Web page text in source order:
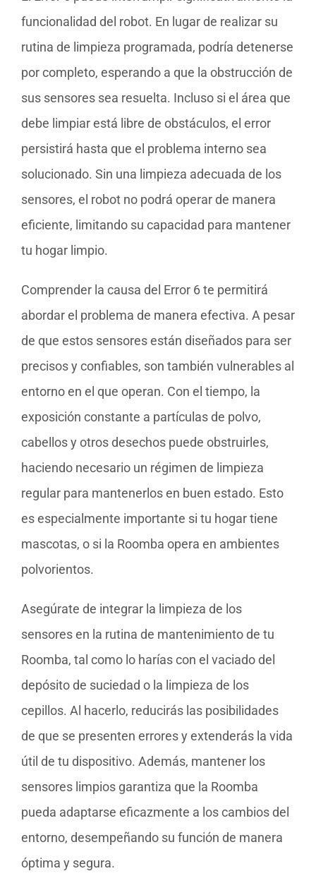
funcionalidad del robot. En lugar de realizar su
rutina de limpieza programada, podría detenerse
por completo, esperando a que la obstrucción de
sus sensores sea resuelta. Incluso si el área que
debe limpiar está libre de obstáculos, el error
persistirá hasta que el problema interno sea
solucionado. Sin una limpieza adecuada de los
sensores, el robot no podrá operar de manera
eficiente, limitando su capacidad para mantener
tu hogar limpio.
Comprender la causa del Error 6 te permitirá
abordar el problema de manera efectiva. A pesar
de que estos sensores están diseñados para ser
precisos y confiables, son también vulnerables al
entorno en el que operan. Con el tiempo, la
exposición constante a partículas de polvo,
cabellos y otros desechos puede obstruirles,
haciendo necesario un régimen de limpieza
regular para mantenerlos en buen estado. Esto
es especialmente importante si tu hogar tiene
mascotas, o si la Roomba opera en ambientes
polvorientos.
Asegúrate de integrar la limpieza de los
sensores en la rutina de mantenimiento de tu
Roomba, tal como lo harías con el vaciado del
depósito de suciedad o la limpieza de los
cepillos. Al hacerlo, reducirás las posibilidades
de que se presenten errores y extenderás la vida
útil de tu dispositivo. Además, mantener los
sensores limpios garantiza que la Roomba
pueda adaptarse eficazmente a los cambios del
entorno, desempeñando su función de manera
óptima y segura.